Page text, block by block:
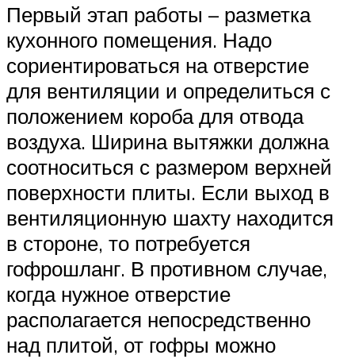
Первый этап работы – разметка
кухонного помещения. Надо
сориентироваться на отверстие
для вентиляции и определиться с
положением короба для отвода
воздуха. Ширина вытяжки должна
соотноситься с размером верхней
поверхности плиты. Если выход в
вентиляционную шахту находится
в стороне, то потребуется
гофрошланг. В противном случае,
когда нужное отверстие
располагается непосредственно
над плитой, от гофры можно